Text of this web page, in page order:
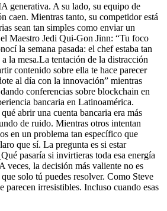
generativa. A su lado, su equipo de
caen. Mientras tanto, su competidor está
sean tan simples como enviar un
Maestro Jedi Qui-Gon Jinn: “Tu foco
la semana pasada: el chef estaba tan
la mesa.La tentación de la distracción
contenido sobre ella te hace parecer
al día con la innovación” mientras
conferencias sobre blockchain en
bancaria en Latinoamérica.
abrir una cuenta bancaria era más
de ruido. Mientras otros intentan
en un problema tan específico que
que sí. La pregunta es si estar
pasaría si invirtieras toda esa energía
veces, la decisión más valiente no es
solo tú puedes resolver. Como Steve
parecen irresistibles. Incluso cuando esas